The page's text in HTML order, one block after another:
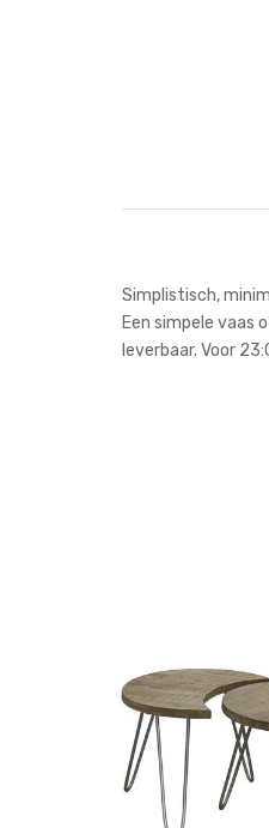
Simplistisch,
Een simpele vaas
leverbaar. Voor